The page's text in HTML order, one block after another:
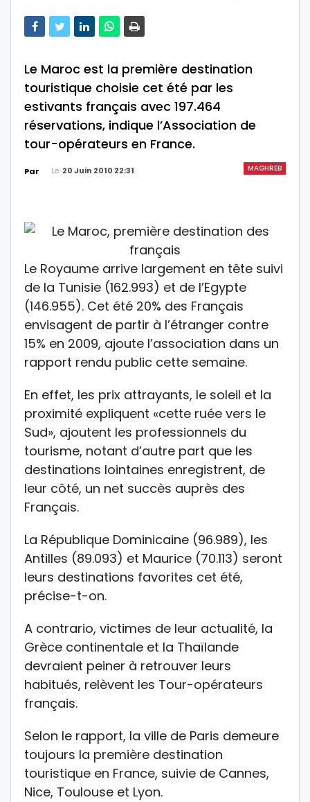
Le Maroc est la première destination
touristique choisie cet été par les
estivants français avec 197.464
réservations, indique l’Association de
tour-opérateurs en France.
MAGHREB
Par Le 20 Juin 2010 22:31
Le Royaume arrive largement en tête suivi
de la Tunisie (162.993) et de l’Egypte
(146.955). Cet été 20% des Français
envisagent de partir à l’étranger contre
15% en 2009, ajoute l’association dans un
rapport rendu public cette semaine.
En effet, les prix attrayants, le soleil et la
proximité expliquent «cette ruée vers le
Sud», ajoutent les professionnels du
tourisme, notant d’autre part que les
destinations lointaines enregistrent, de
leur côté, un net succès auprès des
Français.
La République Dominicaine (96.989), les
Antilles (89.093) et Maurice (70.113) seront
leurs destinations favorites cet été,
précise-t-on.
A contrario, victimes de leur actualité, la
Grèce continentale et la Thaïlande
devraient peiner à retrouver leurs
habitués, relèvent les Tour-opérateurs
français.
Selon le rapport, la ville de Paris demeure
toujours la première destination
touristique en France, suivie de Cannes,
Nice, Toulouse et Lyon.